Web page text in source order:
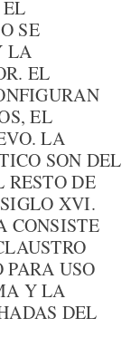
SE
LA
EL
EL
LA
SON DEL
DE
XVI.
CONSISTE
PARA USO
Y LA
DEL